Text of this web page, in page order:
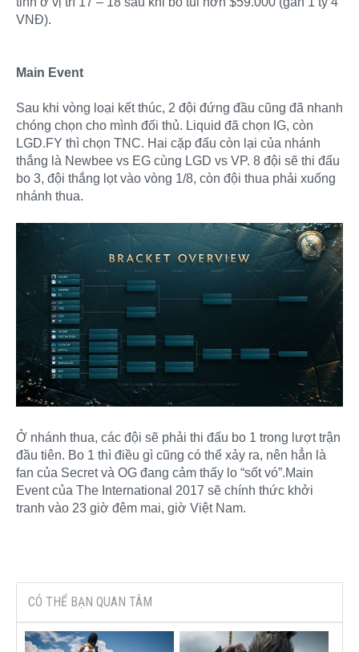
VNĐ).
Main Event
Sau khi vòng loại kết thúc, 2 đội đứng đầu cũng đã nhanh
chóng chọn cho mình đối thủ. Liquid đã chọn IG, còn
LGD.FY thì chọn TNC. Hai cặp đấu còn lại của nhánh
thắng là Newbee vs EG cùng LGD vs VP. 8 đội sẽ thi đấu
bo 3, đội thắng lọt vào vòng 1/8, còn đội thua phải xuống
nhánh thua.
Ở nhánh thua, các đội sẽ phải thi đấu bo 1 trong lượt trận
đầu tiên. Bo 1 thì điều gì cũng có thể xảy ra, nên hẳn là
fan của Secret và OG đang cảm thấy lo “sốt vó”.Main
Event của The International 2017 sẽ chính thức khởi
tranh vào 23 giờ đêm mai, giờ Việt Nam.
CÓ THỂ BẠN QUAN TÂM